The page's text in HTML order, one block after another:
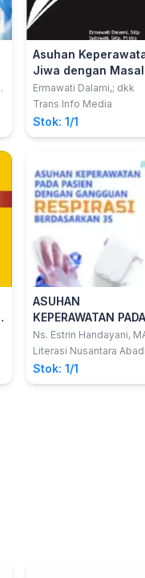
Asuhan
Jiwa dengan
Psikososial
Ermawati Dalami,; dkk
Trans Info Media
Stok: 1/1
ASUHAN
KEPERAWATAN PADA
PASIEN DENGAN
GANGGUAN
BERDASARKAN 3S
Ns. Estrin Handayani,
Ns. Eka Sakti
Literasi Nusantara Abadi
Stok: 1/1